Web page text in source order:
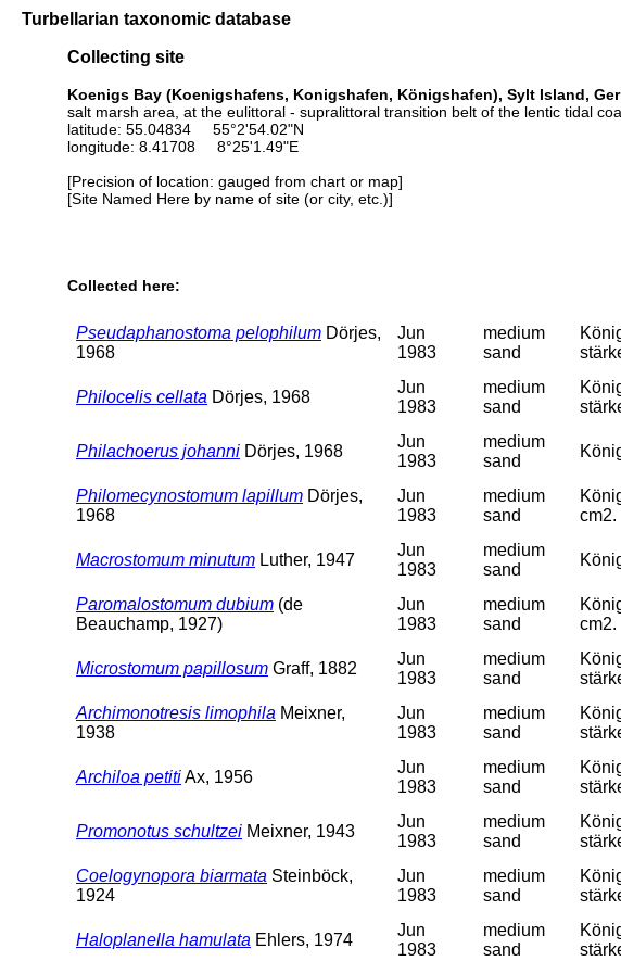
Turbellarian taxonomic database
Collecting site
Koenigs Bay (Koenigshafens, Konigshafen, Königshafen), Sylt Island,
salt marsh area, at the eulittoral - supralittoral transition belt of the lentic tidal
latitude: 55.04834 55°2'54.02"N
longitude: 8.41708 8°25'1.49"E
[Precision of location: gauged from chart or map]
[Site Named Here by name of site (or city, etc.)]
Collected here:
Pseudaphanostoma pelophilum Dörjes,
1968
Jun
1983
medium
sand
Philocelis cellata Dörjes, 1968
Jun
1983
medium
sand
Philachoerus johanni Dörjes, 1968
Jun
1983
medium
sand
Philomecynostomum lapillum Dörjes,
1968
Jun
1983
medium
sand
cm2.
Macrostomum minutum Luther, 1947
Jun
1983
medium
sand
Paromalostomum dubium (de
Beauchamp, 1927)
Jun
1983
medium
sand
cm2.
Microstomum papillosum Graff, 1882
Jun
1983
medium
sand
Archimonotresis limophila Meixner,
1938
Jun
1983
medium
sand
Archiloa petitiAx, 1956
Jun
1983
medium
sand
Promonotus schultzei Meixner, 1943
Jun
1983
medium
sand
Coelogynopora biarmata Steinböck,
1924
Jun
1983
medium
sand
Haloplanella hamulata Ehlers, 1974
Jun
1983
medium
sand